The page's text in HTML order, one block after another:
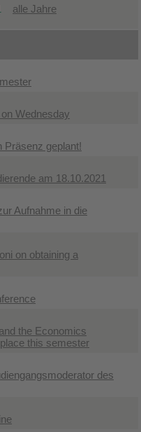
alle Jahre
Wednesday
Präsenz geplant!
am 18.10.2021
Aufnahme in die
on obtaining a
the Economics
this semester
des